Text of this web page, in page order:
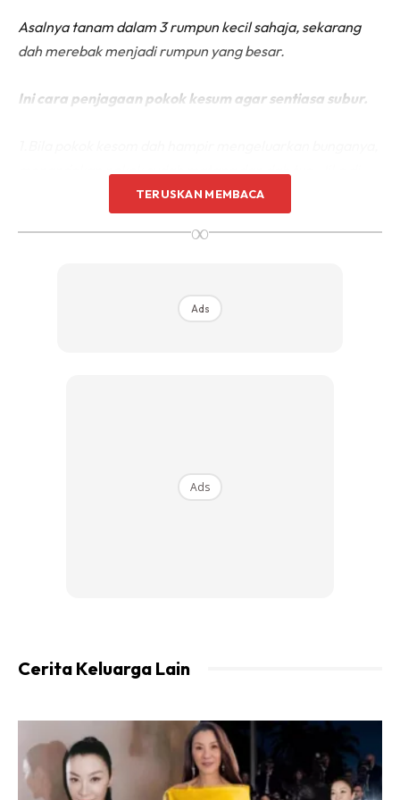
Asalnya tanam dalam 3 rumpun kecil sahaja, sekarang
dah merebak menjadi rumpun yang besar.
Ini cara penjagaan pokok kesum agar sentiasa subur.
biarkan berterusan lama kelamaan ia akan mati.
2. Sebaiknya bila dah mula nak berbunga, kerat atau
TERUSKAN MEMBACA
∞
Ads
Ads
Cerita Keluarga Lain